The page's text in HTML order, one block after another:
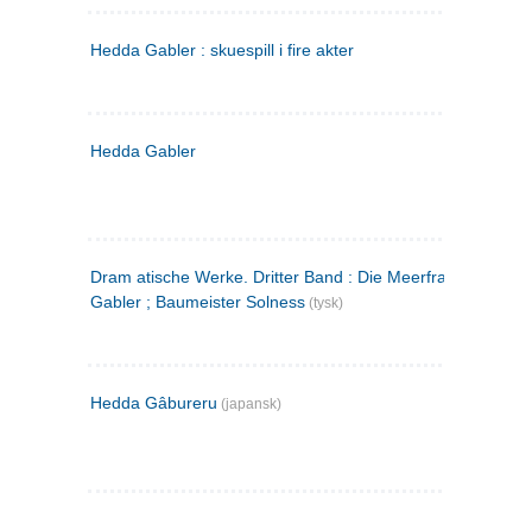
Hedda Gabler : skuespill i fire akter
Hedda Gabler
Dram atische Werke. Dritter Band : Die Meerfrau ; Hedda
Gabler ; Baumeister Solness (tysk)
Hedda Gâbureru (japansk)